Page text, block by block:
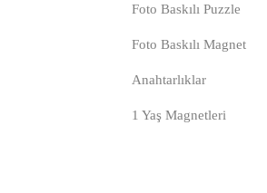
Foto Baskılı Puzzle
Foto Baskılı Magnet
Anahtarlıklar
1 Yaş Magnetleri